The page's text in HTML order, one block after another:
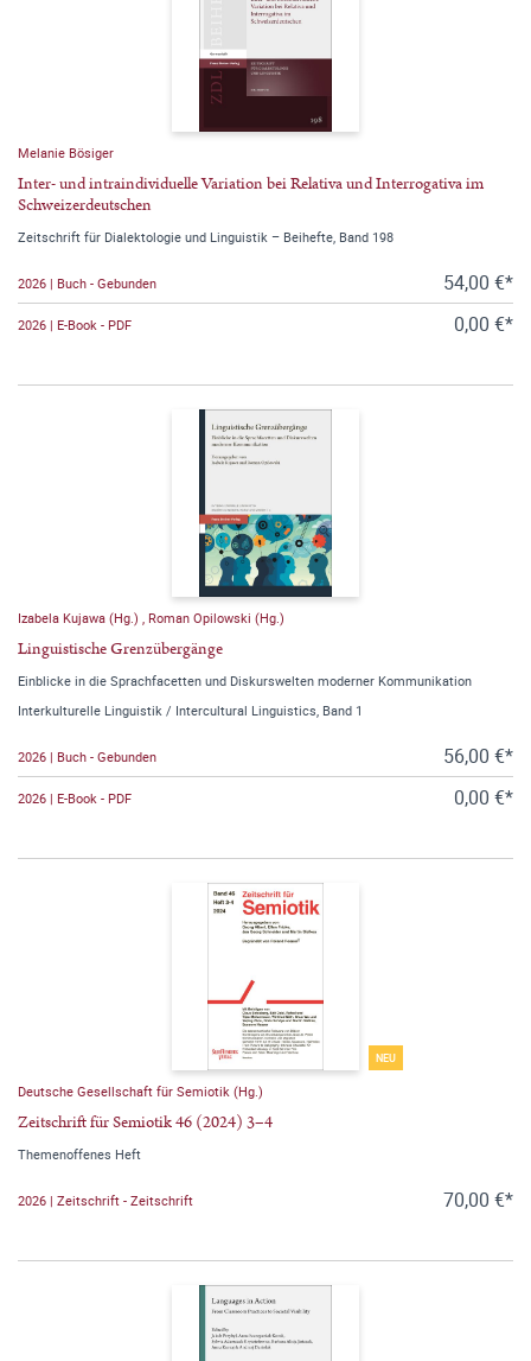
Melanie Bösiger
Inter- und intraindividuelle Variation bei Relativa und Interrogativa im
Schweizerdeutschen
Zeitschrift für Dialektologie und Linguistik – Beihefte, Band 198
2026 | Buch - Gebunden 54,00 €*
2026 | E-Book - PDF 0,00 €*
Izabela Kujawa (Hg.) , Roman Opilowski (Hg.)
Linguistische Grenzübergänge
Einblicke in die Sprachfacetten und Diskurswelten moderner Kommunikation
Interkulturelle Linguistik / Intercultural Linguistics, Band 1
2026 | Buch - Gebunden 56,00 €*
2026 | E-Book - PDF 0,00 €*
NEU
Deutsche Gesellschaft für Semiotik (Hg.)
Zeitschrift für Semiotik 46 (2024) 3–4
Themenoffenes Heft
2026 | Zeitschrift - Zeitschrift 70,00 €*